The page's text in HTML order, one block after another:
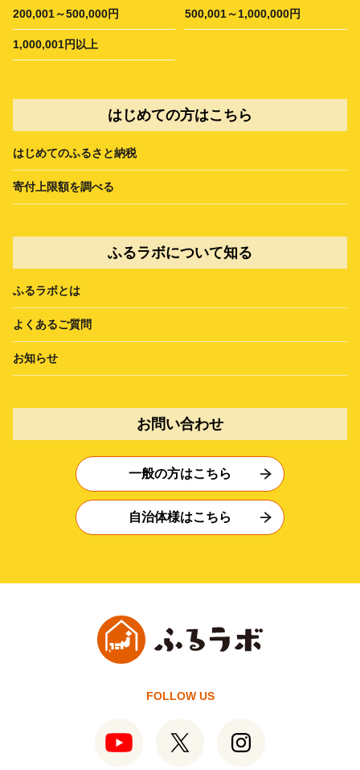
200,001～500,000円 500,001～1,000,000円
1,000,001円以上
はじめての方はこちら
はじめてのふるさと納税
寄付上限額を調べる
ふるラボについて知る
ふるラボとは
よくあるご質問
お知らせ
お問い合わせ
一般の方はこちら
自治体様はこちら
FOLLOW US